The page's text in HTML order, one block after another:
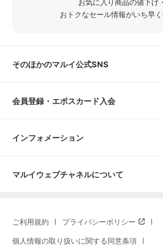
お気に入り商品の値下げ
おトクなセール情報がいち早
そのほかのマルイ公式SNS
会員登録・エポスカード入会
インフォメーション
マルイウェブチャネルについて
ご利用規約 プライバシーポリシー
個人情報の取り扱いに関する同意条項